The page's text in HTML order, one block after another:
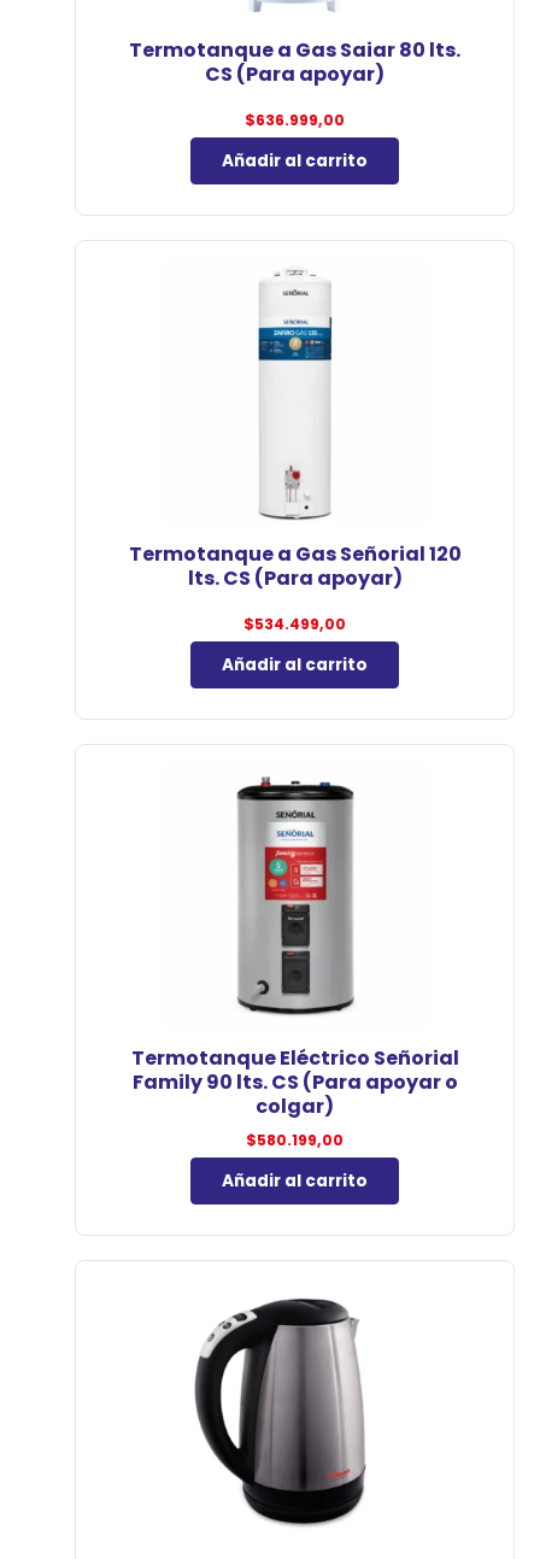
Termotanque a Gas Saiar 80 lts.
CS (Para apoyar)
$636.999,00
Añadir al carrito
Termotanque a Gas Señorial 120
lts. CS (Para apoyar)
$534.499,00
Añadir al carrito
Termotanque Eléctrico Señorial
Family 90 lts. CS (Para apoyar o
colgar)
$580.199,00
Añadir al carrito